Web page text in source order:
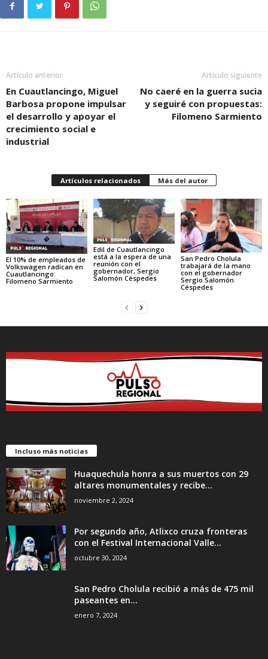
Artículo anterior
En Cuautlancingo, Miguel
Barbosa propone impulsar
el desarrollo y apoyar el
crecimiento social e
industrial
Artículo siguiente
No caeré en la guerra sucia
y seguiré con propuestas:
Filomeno Sarmiento
Artículos relacionados Más del autor
El 10% de empleados de
Volkswagen radican en
Cuautlancingo:
Filomeno Sarmiento
Edil de Cuautlancingo
está a la espera de una
reunión con el
gobernador, Sergio
Salomón Céspedes
San Pedro Cholula
trabajará de la mano
con el gobernador
Sergio Salomón
Céspedes
Incluso más noticias
Huaquechula honra a sus muertos con 29
altares monumentales y recibe...
noviembre 2, 2024
Por segundo año, Atlixco cruza fronteras
con el Festival Internacional Valle...
octubre 30, 2024
San Pedro Cholula recibió a más de 475 mil
paseantes en...
enero 7, 2024